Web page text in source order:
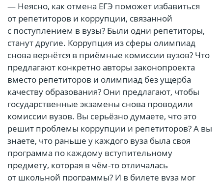
— Неясно, как отмена ЕГЭ поможет избавиться
от репетиторов и коррупции, связанной
с поступлением в вузы? Были одни репетиторы,
станут другие. Коррупция из сферы олимпиад
снова вернётся в приёмные комиссии вузов? Что
предлагают конкретно авторы законопроекта
вместо репетиторов и олимпиад без ущерба
качеству образования? Они предлагают, чтобы
государственные экзамены снова проводили
комиссии вузов. Вы серьёзно думаете, что это
решит проблемы коррупции и репетиторов? А вы
знаете, что раньше у каждого вуза была своя
программа по каждому вступительному
предмету, которая в чём-то отличалась
от школьной программы? И в билете вуза мог